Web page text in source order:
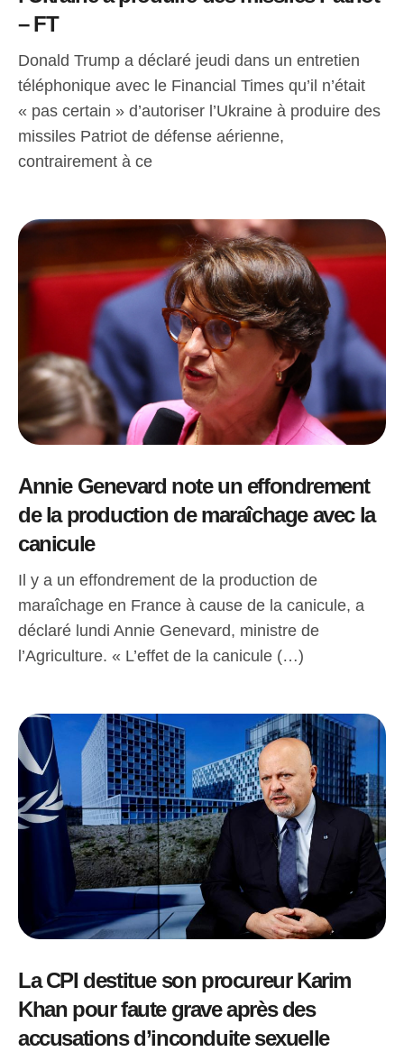
– FT
Donald Trump a déclaré jeudi dans un entretien
téléphonique avec le Financial Times qu’il n’était
« pas certain » d’autoriser l’Ukraine à produire des
missiles Patriot de défense aérienne,
contrairement à ce
Annie Genevard note un effondrement
de la production de maraîchage avec la
canicule
Il y a un effondrement de la production de
maraîchage en France à cause de la canicule, a
déclaré lundi Annie Genevard, ministre de
l’Agriculture. « L’effet de la canicule (…)
La CPI destitue son procureur Karim
Khan pour faute grave après des
accusations d’inconduite sexuelle